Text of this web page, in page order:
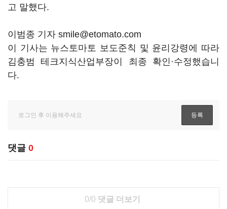
고 말했다.
이범종 기자 smile@etomato.com
이 기사는 뉴스토마토 보도준칙 및 윤리강령에 따라
김충범 테크지식산업부장이 최종 확인·수정했습니
다.
댓글 0
0/0 댓글 더보기